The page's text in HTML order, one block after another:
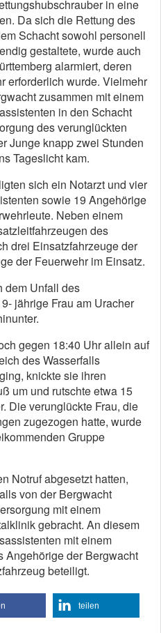
in eine
Da sich die Rettung des
Schacht sowohl personell
gestaltete, wurde auch
alarmiert, deren
erforderlich wurde. Vielmehr
zusammen mit einem
in den Schacht
des verunglückten
Junge knapp zwei Stunden
Tageslicht kam.
sich ein Notarzt und vier
sowie 19 Angehörige
Neben einem
des
drei Einsatzfahrzeuge der
der Feuerwehr im Einsatz.
dem Unfall des
jährige Frau am Uracher
gegen 18:40 Uhr allein auf
des Wasserfalls
knickte sie ihren
um und rutschte etwa 15
Die verunglückte Frau, die
zugezogen hatte, wurde
Gruppe
Notruf abgesetzt hatten,
von der Bergwacht
mit einem
gebracht. An diesem
mit einem
Angehörige der Bergwacht
beteiligt.
teilen